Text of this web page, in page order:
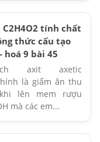
tính chất
thức cấu tạo
hoá 9 bài 45
axit axetic
là giấm ăn thu
lên mem rượu
mà các em...